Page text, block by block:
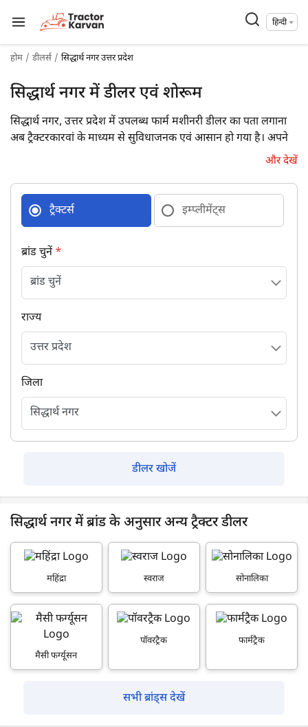
हिन्दी
होम डीलर्स सिद्धार्थ नगर उत्तर प्रदेश
सिद्धार्थ नगर में डीलर एवं शोरूम
सिद्धार्थ नगर, उत्तर प्रदेश में उपलब्ध फार्म मशीनरी डीलर का पता लगाना
अब ट्रैक्टरकारवां के माध्यम से सुविधाजनक एवं आसान हो गया है। अपने
जिले में उपलब्ध 10 फार्म मशीनरी डीलरों की डिटेल्स पूरे पते एवं संपर्कऔर देखें
ट्रैक्टर्स इम्प्लीमेंट्स
ब्रांड चुनें*
राज्य
जिला
डीलर खोजें
सिद्धार्थ नगर में ब्रांड के अनुसार अन्य ट्रैक्टर डीलर
महिंद्रा स्वराज सोनालिका
मैसी फर्ग्यूसन
पॉवरट्रैक फार्मट्रैक
सभी ब्रांड्स देखें